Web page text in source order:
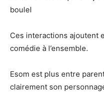
boulel
Ces interactions ajoutent
comédie à l’ensemble.
Esom est plus entre
clairement son